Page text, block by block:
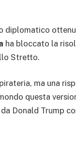
diplomatico
ha bloccato la
Stretto.
ma una
questa
Donald Trump